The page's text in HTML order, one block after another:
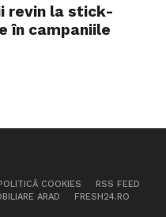
revin la stick-
în campaniile
POLITICĂ COOKIES
RSS FEED
ARAD FRESH24.RO